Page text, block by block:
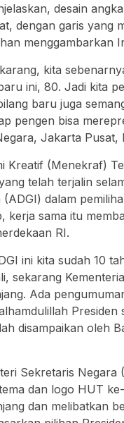
desain
dengan garis yang
menggambarkan
kita
ini, 80. Jadi kita
baru juga
pengen bisa
Jakarta Pusat,
Kreatif (Menekraf)
telah terjalin
(ADGI) dalam
kerja sama itu
RI.
ini kita sudah 10
sekarang
Ada
disampaikan oleh
Sekretaris Negara
dan logo HUT
dan melibatkan